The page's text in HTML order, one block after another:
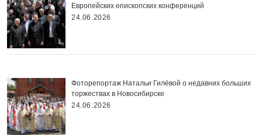
Европейских епископских конференций
24.06.2026
Фоторепортаж Натальи Гилёвой о недавних больших
торжествах в Новосибирске
24.06.2026